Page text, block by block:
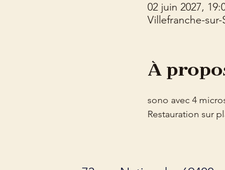
02 juin 2027,
Villefranche-
À
sono avec 4
Restauration sur